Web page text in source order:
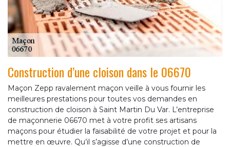
Construction d’une cloison dans le 06670
Maçon Zepp ravalement maçon veille à vous fournir les
meilleures prestations pour toutes vos demandes en
construction de cloison à Saint Martin Du Var. L’entreprise
de maçonnerie 06670 met à votre profit ses artisans
maçons pour étudier la faisabilité de votre projet et pour la
mettre en œuvre. Qu’il s’agisse d’une construction de